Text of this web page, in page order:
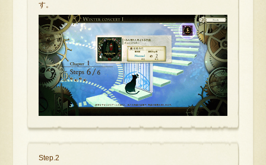
す。
Step.2